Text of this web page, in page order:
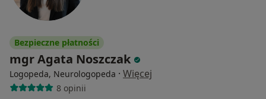
Bezpieczne płatności
mgr Agata Noszczak
Logopeda, Neurologopeda · Więcej
8 opinii